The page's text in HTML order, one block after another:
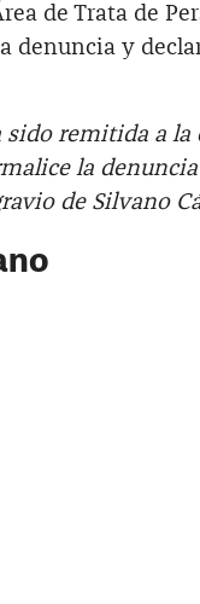
de Trata de
denuncia y
sido remitida a
la
de Silvano